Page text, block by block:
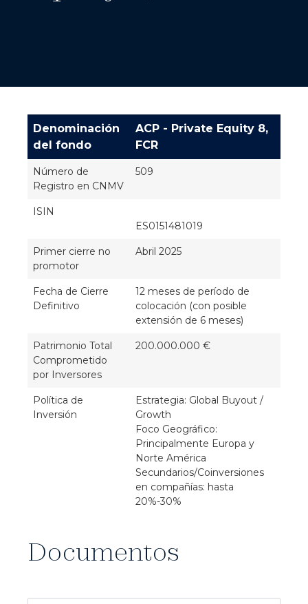
Denominación
del fondo
ACP - Private Equity 8,
FCR
Número de
Registro en CNMV
509
ISIN
ES0151481019
Primer cierre no
promotor
Abril 2025
Fecha de Cierre
Definitivo
12 meses de período de
colocación (con posible
extensión de 6 meses)
Patrimonio Total
Comprometido
por Inversores
200.000.000 €
Política de
Inversión
Estrategia: Global Buyout /
Growth
Foco Geográfico:
Principalmente Europa y
Norte América
Secundarios/Coinversiones
en compañías: hasta
20%-30%
Documentos